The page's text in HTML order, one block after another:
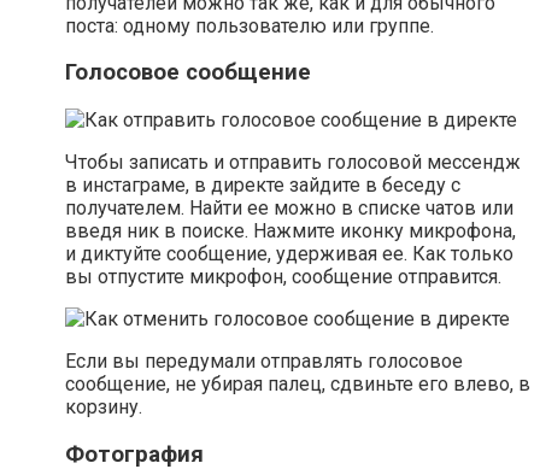
поста: одному пользователю или группе.
Голосовое сообщение
Чтобы записать и отправить голосовой мессендж
в инстаграме, в директе зайдите в беседу с
получателем. Найти ее можно в списке чатов или
введя ник в поиске. Нажмите иконку микрофона,
и диктуйте сообщение, удерживая ее. Как только
вы отпустите микрофон, сообщение отправится.
Если вы передумали отправлять голосовое
сообщение, не убирая палец, сдвиньте его влево, в
корзину.
Фотография